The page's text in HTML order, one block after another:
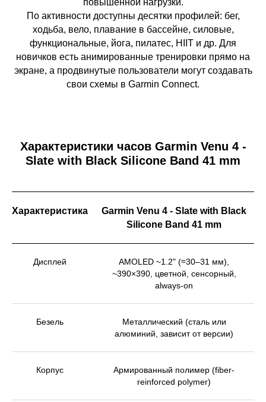
повышенной нагрузки.
По активности доступны десятки профилей: бег,
ходьба, вело, плавание в бассейне, силовые,
функциональные, йога, пилатес, HIIT и др. Для
новичков есть анимированные тренировки прямо на
экране, а продвинутые пользователи могут создавать
свои схемы в Garmin Connect.
Характеристики часов Garmin Venu 4 -
Slate with Black Silicone Band 41 mm
Характеристика
Garmin Venu 4 - Slate with Black
Silicone Band 41 mm
Дисплей
AMOLED ~1.2" (≈30–31 мм),
~390×390, цветной, сенсорный,
always-on
Безель
Металлический (сталь или
алюминий, зависит от версии)
Корпус
Армированный полимер (fiber-
reinforced polymer)